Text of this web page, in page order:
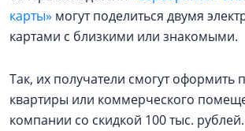
карты» могут поделиться двумя
картами с близкими или знакомыми.
Так, их получатели смогут оформить
квартиры или коммерческого
компании со скидкой 100 тыс.